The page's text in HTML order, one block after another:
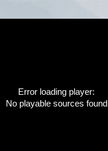
Error loading player:
No playable sources found